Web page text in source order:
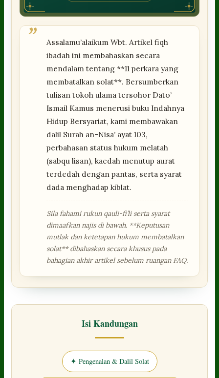
”
Assalamu’alaikum Wbt. Artikel fiqh
ibadah ini membahaskan secara
mendalam tentang **11 perkara yang
membatalkan solat**. Bersumberkan
tulisan tokoh ulama tersohor Dato’
Ismail Kamus menerusi buku Indahnya
Hidup Bersyariat, kami membawakan
dalil Surah an-Nisa’ ayat 103,
perbahasan status hukum melatah
(sabqu lisan), kaedah menutup aurat
terdedah dengan pantas, serta syarat
dada menghadap kiblat.
Sila fahami rukun qauli-fi’li serta syarat
dimaafkan najis di bawah. **Keputusan
mutlak dan ketetapan hukum membatalkan
solat** dibahaskan secara khusus pada
bahagian akhir artikel sebelum ruangan FAQ.
Isi Kandungan
✦ Pengenalan & Dalil Solat